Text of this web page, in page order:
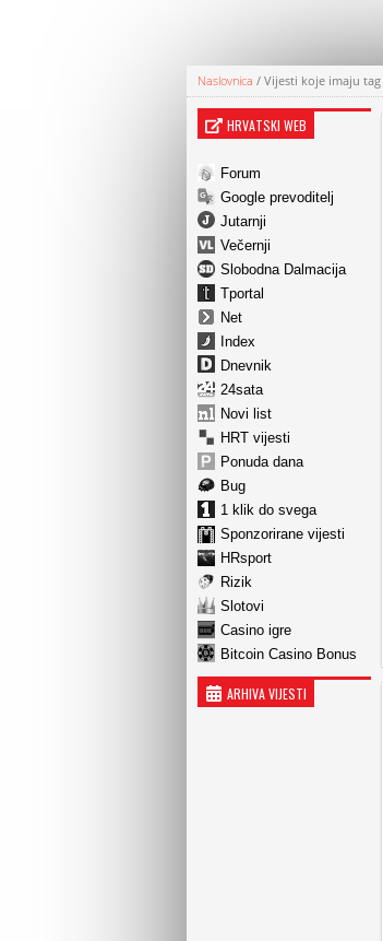
Naslovnica / Vijesti koje imaju tag
HRVATSKI WEB
Forum
Google prevoditelj
Jutarnji
Večernji
Slobodna Dalmacija
Tportal
Net
Index
Dnevnik
24sata
Novi list
HRT vijesti
Ponuda dana
Bug
1 klik do svega
Sponzorirane vijesti
HRsport
Rizik
Slotovi
Casino igre
Bitcoin Casino Bonus
ARHIVA VIJESTI